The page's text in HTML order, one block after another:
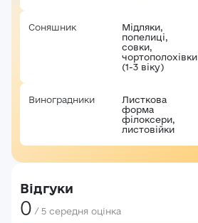
Соняшник
Мідляки,
попелиці,
совки,
чортополохівки
(1-3 віку)
Виноградники
Листкова
форма
філоксери,
листовійки
Відгуки
0 / 5 середня оцінка